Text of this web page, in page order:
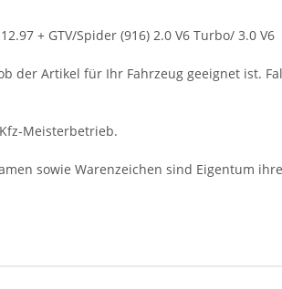
+ GTV/Spider (916) 2.0 V6 Turbo/ 3.0 V6
der Artikel für Ihr Fahrzeug geeignet ist.
Meisterbetrieb.
sowie Warenzeichen sind Eigentum